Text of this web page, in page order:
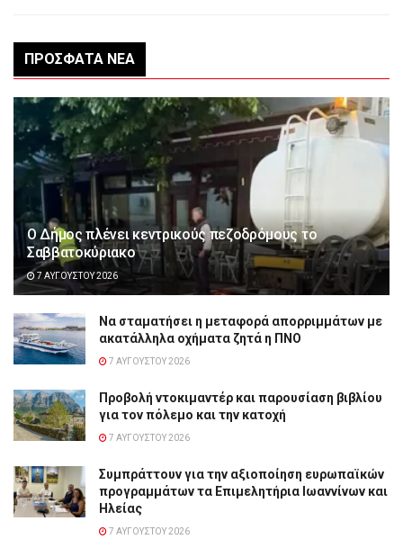
ΠΡΌΣΦΑΤΑ ΝΈΑ
Ο Δήμος πλένει κεντρικούς πεζοδρόμους το
Σαββατοκύριακο
7 ΑΥΓΟΎΣΤΟΥ 2026
Να σταματήσει η μεταφορά απορριμμάτων με
ακατάλληλα οχήματα ζητά η ΠΝΟ
7 ΑΥΓΟΎΣΤΟΥ 2026
Προβολή ντοκιμαντέρ και παρουσίαση βιβλίου
για τον πόλεμο και την κατοχή
7 ΑΥΓΟΎΣΤΟΥ 2026
Συμπράττουν για την αξιοποίηση ευρωπαϊκών
προγραμμάτων τα Επιμελητήρια Ιωαννίνων και
Ηλείας
7 ΑΥΓΟΎΣΤΟΥ 2026